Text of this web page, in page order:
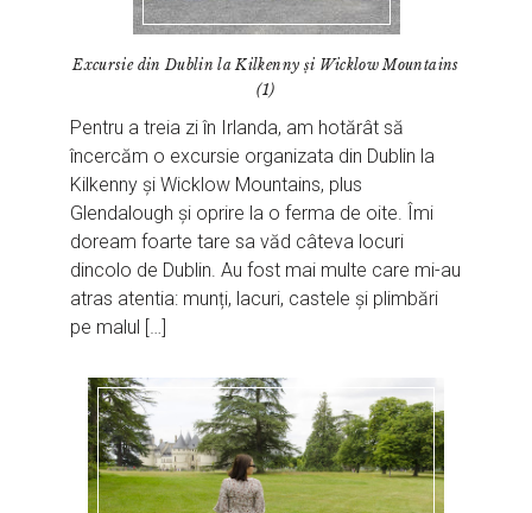
Excursie din Dublin la Kilkenny și Wicklow Mountains
(1)
Pentru a treia zi în Irlanda, am hotărât să
încercăm o excursie organizata din Dublin la
Kilkenny și Wicklow Mountains, plus
Glendalough și oprire la o ferma de oite. Îmi
doream foarte tare sa văd câteva locuri
dincolo de Dublin. Au fost mai multe care mi-au
atras atentia: munți, lacuri, castele și plimbări
pe malul […]